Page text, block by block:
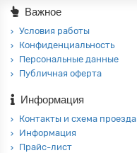
Важное
Условия работы
Конфиденциальность
Персональные данные
Публичная оферта
Информация
Контакты и схема проезда
Информация
Прайс-лист